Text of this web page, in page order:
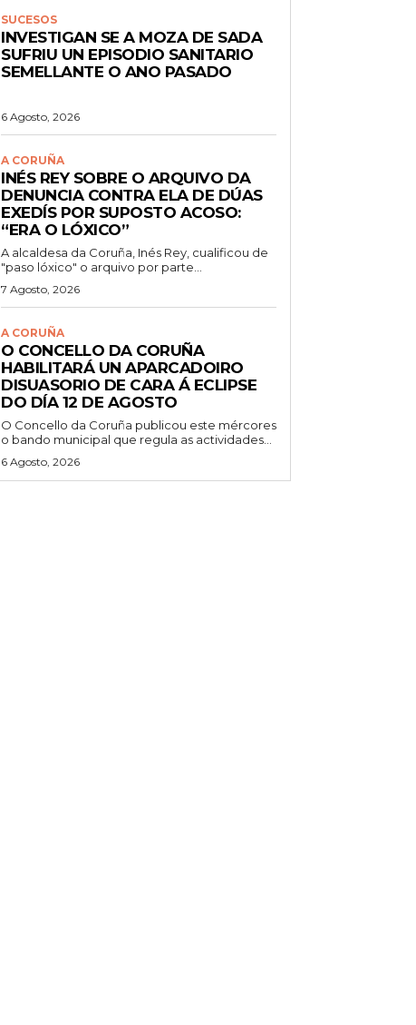
SUCESOS
INVESTIGAN SE A MOZA DE SADA
SUFRIU UN EPISODIO SANITARIO
SEMELLANTE O ANO PASADO
6 Agosto, 2026
A CORUÑA
INÉS REY SOBRE O ARQUIVO DA
DENUNCIA CONTRA ELA DE DÚAS
EXEDÍS POR SUPOSTO ACOSO:
“ERA O LÓXICO”
A alcaldesa da Coruña, Inés Rey, cualificou de
"paso lóxico" o arquivo por parte...
7 Agosto, 2026
A CORUÑA
O CONCELLO DA CORUÑA
HABILITARÁ UN APARCADOIRO
DISUASORIO DE CARA Á ECLIPSE
DO DÍA 12 DE AGOSTO
O Concello da Coruña publicou este mércores
o bando municipal que regula as actividades...
6 Agosto, 2026